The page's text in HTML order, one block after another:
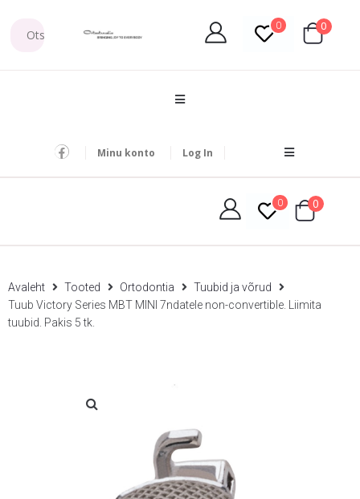
0 0
Minu konto Log In
0 0
Avaleht Tooted Ortodontia
Tuubid ja võrud
Tuub Victory Series MBT MINI 7ndatele non-convertible. Liimita
tuubid. Pakis 5 tk.